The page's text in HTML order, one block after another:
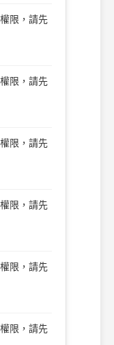
限，請先
限，請先
限，請先
限，請先
限，請先
限，請先